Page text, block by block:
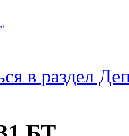
в раздел